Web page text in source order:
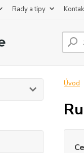
Rady a tipy
Úvod